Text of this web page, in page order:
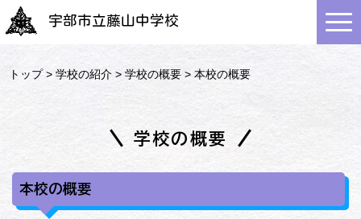
宇部市立藤山中学校
トップ>学校の紹介 >学校の概要 > 本校の概要
学校の概要
本校の概要